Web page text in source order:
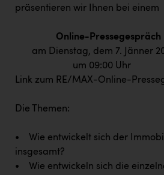
Kleider Bauer
Maximarkt
Passage Linz
präsentieren wir Ihnen bei einem
Online-Pressegespräch
am Dienstag, dem 7. Jänner
um 09:00 Uhr
Link zum RE/MAX-Online-
Die Themen:
• Wie entwickelt sich der
insgesamt?
• Wie entwickeln sich die